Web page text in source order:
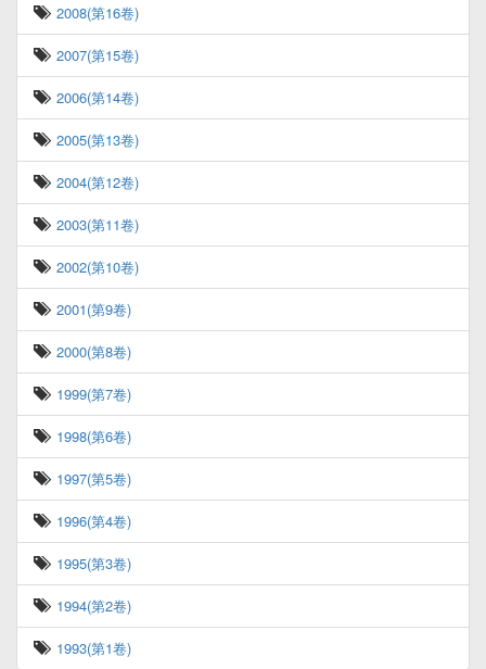
2008(第16卷)
2007(第15卷)
2006(第14卷)
2005(第13卷)
2004(第12卷)
2003(第11卷)
2002(第10卷)
2001(第9卷)
2000(第8卷)
1999(第7卷)
1998(第6卷)
1997(第5卷)
1996(第4卷)
1995(第3卷)
1994(第2卷)
1993(第1卷)